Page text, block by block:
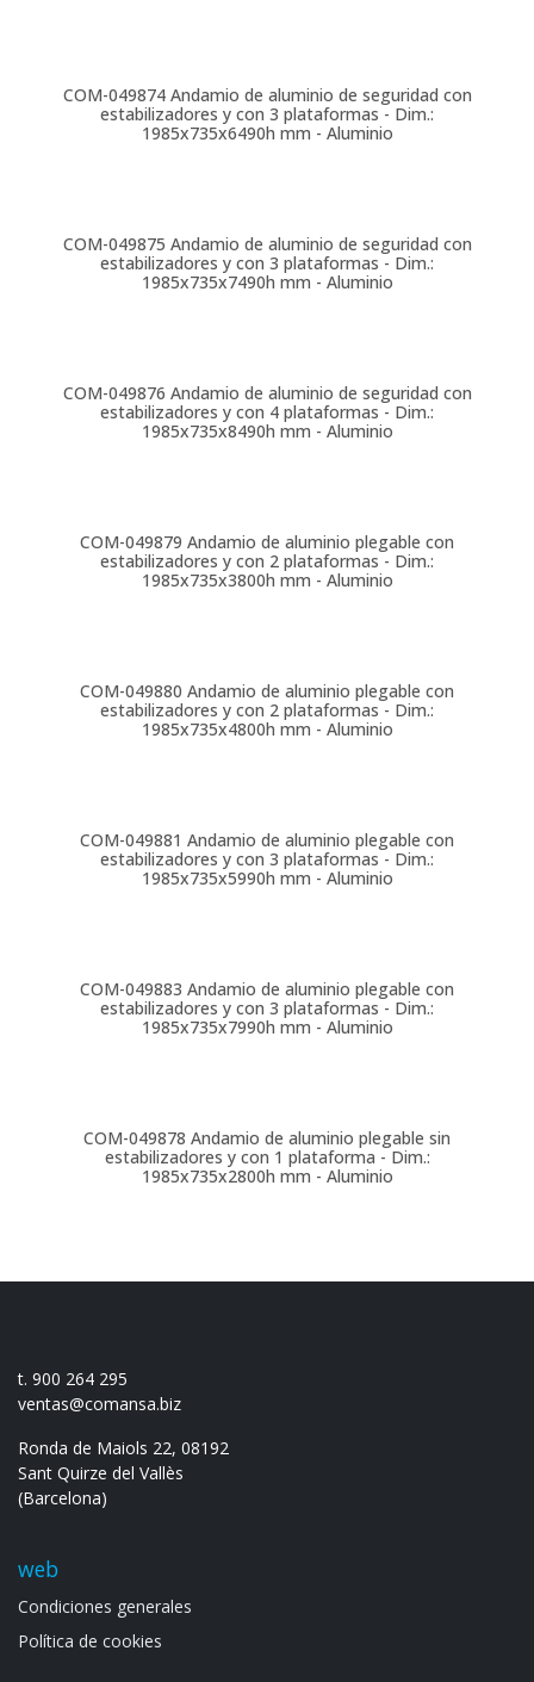
COM-049874 Andamio de aluminio de seguridad con
estabilizadores y con 3 plataformas - Dim.:
1985x735x6490h mm - Aluminio
COM-049875 Andamio de aluminio de seguridad con
estabilizadores y con 3 plataformas - Dim.:
1985x735x7490h mm - Aluminio
COM-049876 Andamio de aluminio de seguridad con
estabilizadores y con 4 plataformas - Dim.:
1985x735x8490h mm - Aluminio
COM-049879 Andamio de aluminio plegable con
estabilizadores y con 2 plataformas - Dim.:
1985x735x3800h mm - Aluminio
COM-049880 Andamio de aluminio plegable con
estabilizadores y con 2 plataformas - Dim.:
1985x735x4800h mm - Aluminio
COM-049881 Andamio de aluminio plegable con
estabilizadores y con 3 plataformas - Dim.:
1985x735x5990h mm - Aluminio
COM-049883 Andamio de aluminio plegable con
estabilizadores y con 3 plataformas - Dim.:
1985x735x7990h mm - Aluminio
COM-049878 Andamio de aluminio plegable sin
estabilizadores y con 1 plataforma - Dim.:
1985x735x2800h mm - Aluminio
t. 900 264 295
ventas@comansa.biz
Ronda de Maiols 22, 08192
Sant Quirze del Vallès
(Barcelona)
web
Condiciones generales
Política de cookies